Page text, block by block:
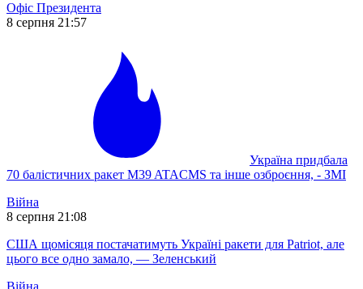
Офіс Президента
8 серпня 21:57
Україна придбала
70 балістичних ракет M39 ATACMS та інше озброєння, - ЗМІ
Війна
8 серпня 21:08
США щомісяця постачатимуть Україні ракети для Patriot, але
цього все одно замало, — Зеленський